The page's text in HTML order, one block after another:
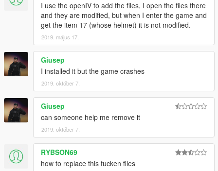
I use the openIV to add the files, I open the files there
and they are modified, but when I enter the game and
get the item 17 (whose helmet) it is not modified.
2019. május 17.
Giusep
I installed it but the game crashes
2019. október 7.
Giusep
can someone help me remove it
2019. október 7.
RYBSON69
how to replace this fucken files